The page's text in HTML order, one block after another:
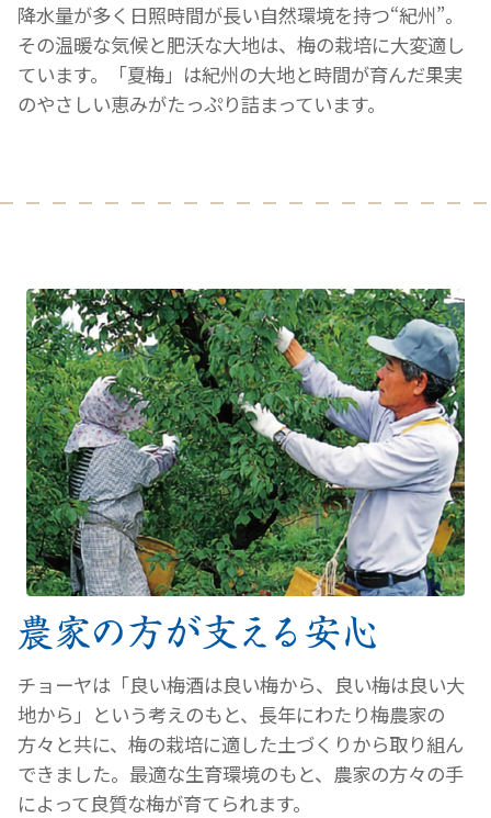
降水量が多く日照時間が長い自然環境を持つ“紀州”。
その温暖な気候と肥沃な大地は、梅の栽培に大変適し
ています。「夏梅」は紀州の大地と時間が育んだ果実
のやさしい恵みがたっぷり詰まっています。
チョーヤは「良い梅酒は良い梅から、良い梅は良い大
地から」という考えのもと、長年にわたり梅農家の
方々と共に、梅の栽培に適した土づくりから取り組ん
できました。最適な生育環境のもと、農家の方々の手
によって良質な梅が育てられます。